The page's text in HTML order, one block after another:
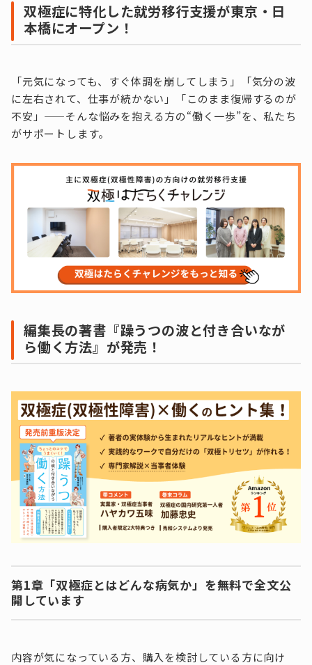
双極症に特化した就労移行支援が東京・日
本橋にオープン！
「元気になっても、すぐ体調を崩してしまう」「気分の波
に左右されて、仕事が続かない」「このまま復帰するのが
不安」——そんな悩みを抱える方の“働く一歩”を、私たち
がサポートします。
編集長の著書『躁うつの波と付き合いなが
ら働く方法』が発売！
第1章「双極症とはどんな病気か」を無料で全文公
開しています
内容が気になっている方、購入を検討している方に向け